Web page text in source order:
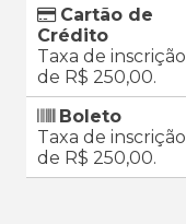
Cartão de
Crédito
Taxa de inscrição
de R$ 250,00.
Boleto
Taxa de inscrição
de R$ 250,00.